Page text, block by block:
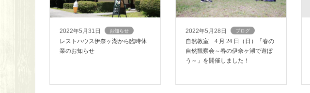
2022年5月31日 お知らせ
レストハウス伊奈ヶ湖から臨時休
業のお知らせ
2022年5月28日 ブログ
自然教室 4 月 24 日（日）「春の
自然観察会～春の伊奈ヶ湖で遊ぼ
う～」を開催しました！